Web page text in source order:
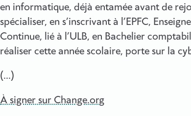
en informatique, déjà entamée avant de
spécialiser, en s’inscrivant à l’EPFC,
Continue, lié à l’ULB, en Bachelier
réaliser cette année scolaire, porte sur la
(…)
À signer sur Change.org